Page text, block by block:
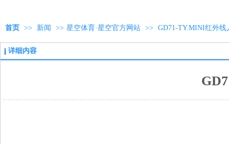
首页 >> 新闻 >> 星空体育·星空官方网站 >> GD71-TY.MINI红外
详细内容